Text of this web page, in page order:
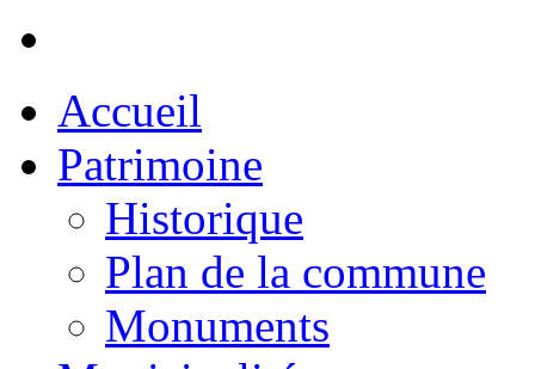
Accueil
Patrimoine
Historique
Plan de la commune
Monuments